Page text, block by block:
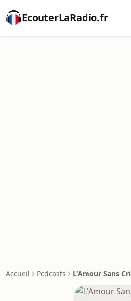
EcouterLaRadio.fr
Accueil Podcasts L'Amour Sans Cri